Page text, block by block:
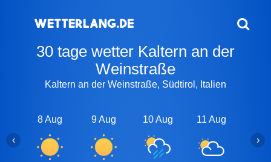
30 tage wetter Kaltern an der
Weinstraße
Kaltern an der Weinstraße, Südtirol, Italien
8 Aug 9 Aug 10 Aug 11 Aug
‹ ›